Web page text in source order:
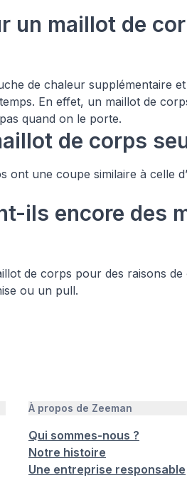
un maillot de
de chaleur supplémentaire
En effet, un maillot de
quand on le porte.
de corps
ont une coupe similaire à celle
ils encore des
de corps pour des raisons
ou un pull.
À propos de Zeeman
Qui sommes-nous ?
Notre histoire
Une entreprise responsable